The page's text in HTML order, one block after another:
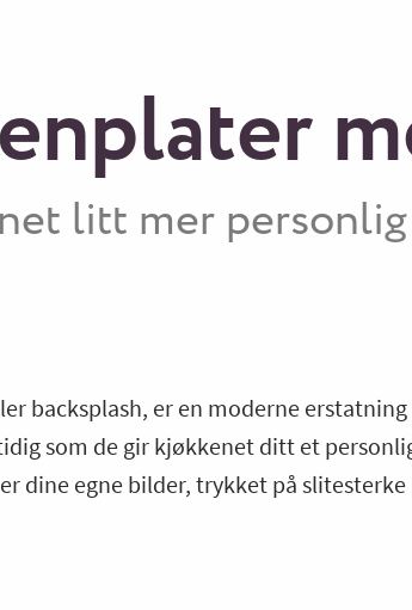
litt mer personlig
backsplash, er en moderne
som de gir kjøkkenet ditt et
dine egne bilder, trykket på